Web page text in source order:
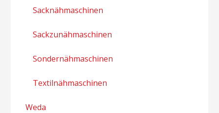
Sacknähmaschinen
Sackzunähmaschinen
Sondernähmaschinen
Textilnähmaschinen
Weda